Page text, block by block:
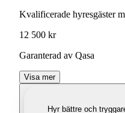
Kvalificerade hyresgäster
12 500 kr
Garanterad av Qasa
Visa mer
Hyr bättre och